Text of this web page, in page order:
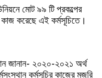
মোট ৯৯ টি প্রকল্পের
করেছে এই কর্মসূচিতে।
জানান- ২০২০-২০২১ অর্থ
কর্মসূচির কাজের মজুরি